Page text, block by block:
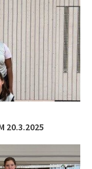
20.3.2025